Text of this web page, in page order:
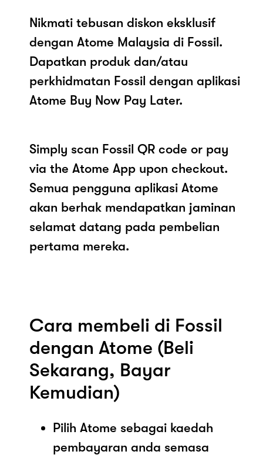
Nikmati tebusan diskon eksklusif
dengan Atome Malaysia di Fossil.
Dapatkan produk dan/atau
perkhidmatan Fossil dengan aplikasi
Atome Buy Now Pay Later.
Simply scan Fossil QR code or pay
via the Atome App upon checkout.
Semua pengguna aplikasi Atome
akan berhak mendapatkan jaminan
selamat datang pada pembelian
pertama mereka.
Cara membeli di Fossil
dengan Atome (Beli
Sekarang, Bayar
Kemudian)
Pilih Atome sebagai kaedah
pembayaran anda semasa